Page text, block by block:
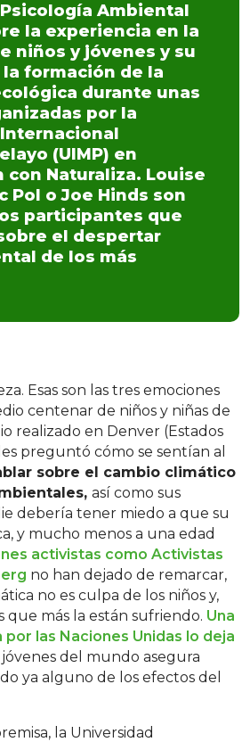
Ambiental
la experiencia en la
niños y jóvenes y su
formación de la
durante unas
por la
(UIMP) en
con Naturaliza. Louise
Pol o Joe Hinds son
participantes que
el despertar
de los más
Esas son las tres emociones
centenar de niños y niñas de
realizado en Denver (Estados
preguntó cómo se sentían al
sobre el cambio climático
así como sus
debería tener miedo a que su
y mucho menos a una edad
activistas como Activistas
no han dejado de remarcar,
no es culpa de los niños y,
que más la están sufriendo. Una
las Naciones Unidas lo deja
jóvenes del mundo asegura
ya alguno de los efectos del
la Universidad